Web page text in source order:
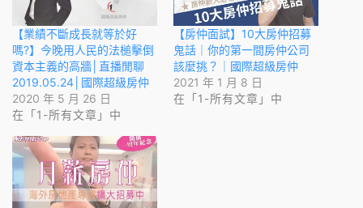
【業績不斷成長就等於好
嗎?】今晚用人民的法槌擊倒
資本主義的高牆│直播閒聊
2019.05.24│國際超級房仲
2020 年 5 月 26 日
在「1-所有文章」中
【房仲面試】10大房仲招募
鬼話｜你的第一間房仲公司
該麼挑？｜國際超級房仲
2021 年 1 月 8 日
在「1-所有文章」中